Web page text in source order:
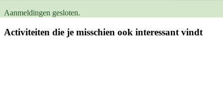
Aanmeldingen gesloten.
Activiteiten die je misschien ook interessant vindt